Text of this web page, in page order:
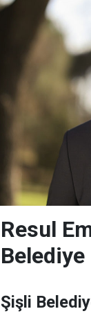
Resul
Belediye
Şişli